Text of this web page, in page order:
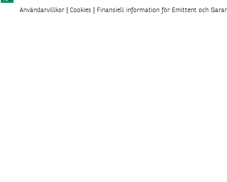
Användarvillkor Cookies Finansiell information för Emittent och